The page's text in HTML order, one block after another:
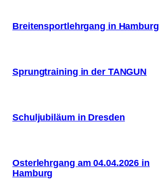
Breitensportlehrgang in Hamburg
Sprungtraining in der TANGUN
Schuljubiläum in Dresden
Osterlehrgang am 04.04.2026 in
Hamburg